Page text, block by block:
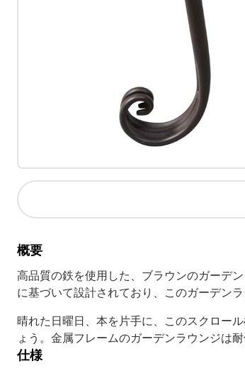
概要
高品質の鉄を使用した、ブラウンのガーデ
に基づいて設計されており、このガーデン
晴れた日曜日、本を片手に、このスクロー
ょう。金属フレームのガーデンラウンジは
仕様